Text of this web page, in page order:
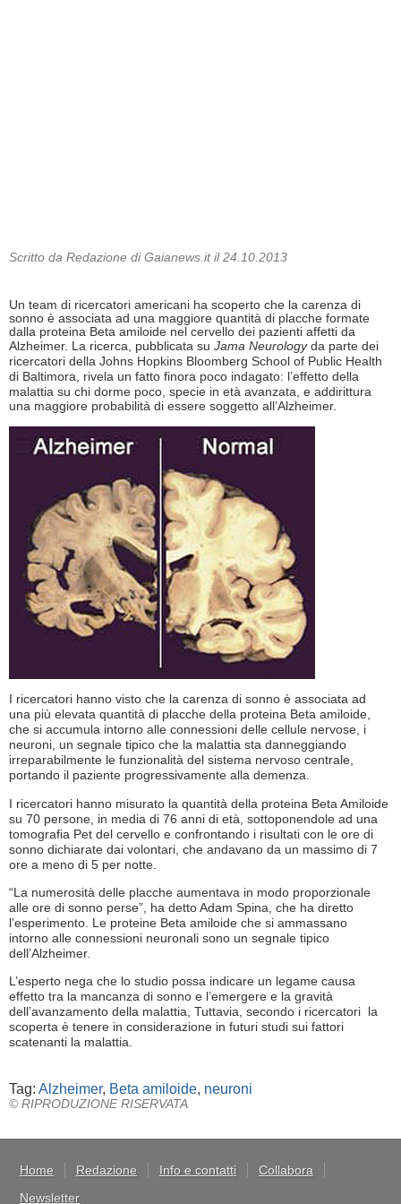
Scritto da Redazione di Gaianews.it il 24.10.2013
Un team di ricercatori americani ha scoperto che la carenza di
sonno è associata ad una maggiore quantità di placche formate
dalla proteina Beta amiloide nel cervello dei pazienti affetti da
Alzheimer. La ricerca, pubblicata su Jama Neurologyda parte dei
ricercatori della Johns Hopkins Bloomberg School of Public Health
di Baltimora, rivela un fatto finora poco indagato: l’effetto della
malattia su chi dorme poco, specie in età avanzata, e addirittura
una maggiore probabilità di essere soggetto all’Alzheimer.
I ricercatori hanno visto che la carenza di sonno è associata ad
una più elevata quantità di placche della proteina Beta amiloide,
che si accumula intorno alle connessioni delle cellule nervose, i
neuroni, un segnale tipico che la malattia sta danneggiando
irreparabilmente le funzionalità del sistema nervoso centrale,
portando il paziente progressivamente alla demenza.
I ricercatori hanno misurato la quantità della proteina Beta Amiloide
su 70 persone, in media di 76 anni di età, sottoponendole ad una
tomografia Pet del cervello e confrontando i risultati con le ore di
sonno dichiarate dai volontari, che andavano da un massimo di 7
ore a meno di 5 per notte.
“La numerosità delle placche aumentava in modo proporzionale
alle ore di sonno perse”, ha detto Adam Spina, che ha diretto
l’esperimento. Le proteine Beta amiloide che si ammassano
intorno alle connessioni neuronali sono un segnale tipico
dell’Alzheimer.
L’esperto nega che lo studio possa indicare un legame causa
effetto tra la mancanza di sonno e l’emergere e la gravità
dell’avanzamento della malattia, Tuttavia, secondo i ricercatori la
scoperta è tenere in considerazione in futuri studi sui fattori
scatenanti la malattia.
Tag: Alzheimer, Beta amiloide, neuroni
© RIPRODUZIONE RISERVATA
Home Redazione Info e contatti
Collabora
Newsletter